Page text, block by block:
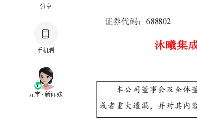
分享
手机看
元宝 · 新闻妹